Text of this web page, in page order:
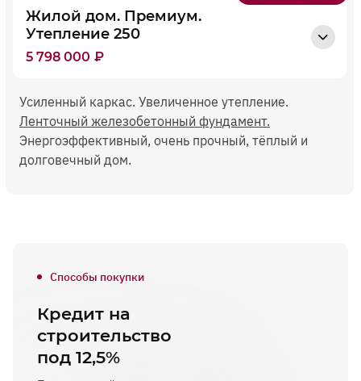
Жилой дом. Премиум.
Утепление 250
5 798 000 ₽
Усиленный каркас. Увеличенное утепление.
Ленточный железобетонный фундамент.
Энергоэффективный, очень прочный, тёплый и
долговечный дом.
Способы покупки
Кредит на
строительство
под 12,5%